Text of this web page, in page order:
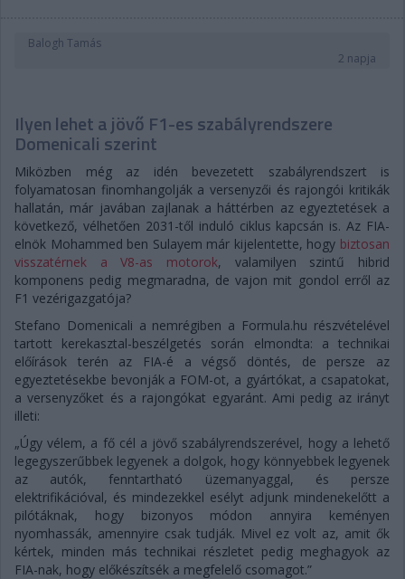
Balogh Tamás
2 napja
Ilyen lehet a jövő F1-es szabályrendszere
Domenicali szerint
Miközben még az idén bevezetett szabályrendszert is
folyamatosan finomhangolják a versenyzői és rajongói kritikák
hallatán, már javában zajlanak a háttérben az egyeztetések a
következő, vélhetően 2031-től induló ciklus kapcsán is. Az FIA-
elnök Mohammed ben Sulayem már kijelentette, hogy biztosan
visszatérnek a V8-as motorok, valamilyen szintű hibrid
komponens pedig megmaradna, de vajon mit gondol erről az
F1 vezérigazgatója?
Stefano Domenicali a nemrégiben a Formula.hu részvételével
tartott kerekasztal-beszélgetés során elmondta: a technikai
előírások terén az FIA-é a végső döntés, de persze az
egyeztetésekbe bevonják a FOM-ot, a gyártókat, a csapatokat,
a versenyzőket és a rajongókat egyaránt. Ami pedig az irányt
illeti:
„Úgy vélem, a fő cél a jövő szabályrendszerével, hogy a lehető
legegyszerűbbek legyenek a dolgok, hogy könnyebbek legyenek
az autók, fenntartható üzemanyaggal, és persze
elektrifikációval, és mindezekkel esélyt adjunk mindenekelőtt a
pilótáknak, hogy bizonyos módon annyira keményen
nyomhassák, amennyire csak tudják. Mivel ez volt az, amit ők
kértek, minden más technikai részletet pedig meghagyok az
FIA-nak, hogy előkészítsék a megfelelő csomagot.”